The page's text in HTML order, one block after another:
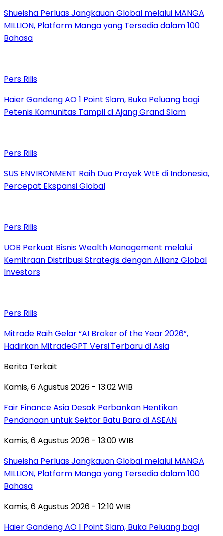
Shueisha Perluas Jangkauan Global melalui MANGA
MILLION, Platform Manga yang Tersedia dalam 100
Bahasa
Pers Rilis
Haier Gandeng AO 1 Point Slam, Buka Peluang bagi
Petenis Komunitas Tampil di Ajang Grand Slam
Pers Rilis
SUS ENVIRONMENT Raih Dua Proyek WtE di Indonesia,
Percepat Ekspansi Global
Pers Rilis
UOB Perkuat Bisnis Wealth Management melalui
Kemitraan Distribusi Strategis dengan Allianz Global
Investors
Pers Rilis
Mitrade Raih Gelar “AI Broker of the Year 2026”,
Hadirkan MitradeGPT Versi Terbaru di Asia
Berita Terkait
Kamis, 6 Agustus 2026 - 13:02 WIB
Fair Finance Asia Desak Perbankan Hentikan
Pendanaan untuk Sektor Batu Bara di ASEAN
Kamis, 6 Agustus 2026 - 13:00 WIB
Shueisha Perluas Jangkauan Global melalui MANGA
MILLION, Platform Manga yang Tersedia dalam 100
Bahasa
Kamis, 6 Agustus 2026 - 12:10 WIB
Haier Gandeng AO 1 Point Slam, Buka Peluang bagi